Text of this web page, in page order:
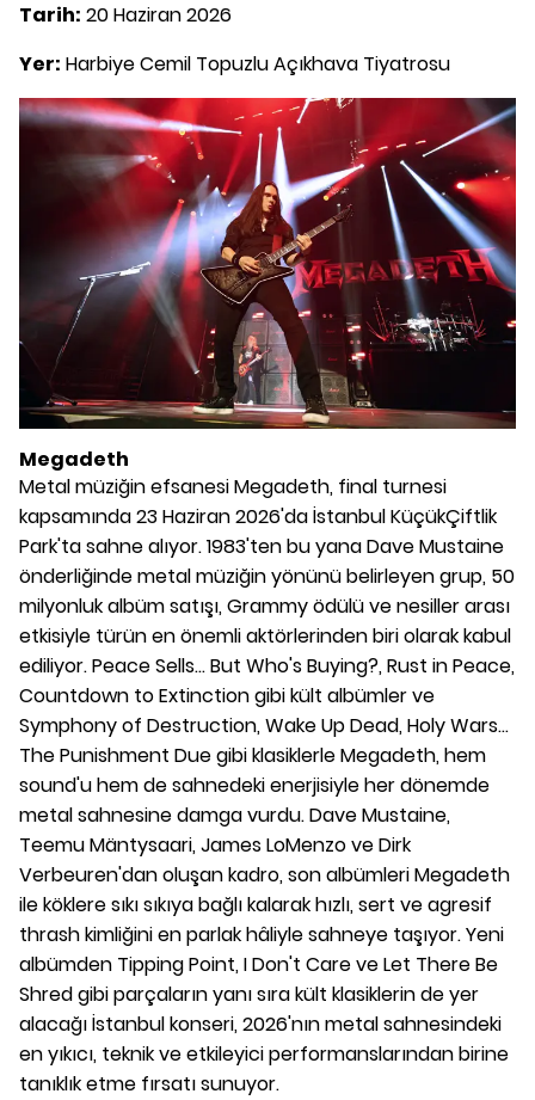
Tarih: 20 Haziran 2026
Yer: Harbiye Cemil Topuzlu Açıkhava Tiyatrosu
Megadeth
Metal müziğin efsanesi Megadeth, final turnesi
kapsamında 23 Haziran 2026'da İstanbul KüçükÇiftlik
Park'ta sahne alıyor. 1983'ten bu yana Dave Mustaine
önderliğinde metal müziğin yönünü belirleyen grup, 50
milyonluk albüm satışı, Grammy ödülü ve nesiller arası
etkisiyle türün en önemli aktörlerinden biri olarak kabul
ediliyor. Peace Sells... But Who's Buying?, Rust in Peace,
Countdown to Extinction gibi kült albümler ve
Symphony of Destruction, Wake Up Dead, Holy Wars...
The Punishment Due gibi klasiklerle Megadeth, hem
sound'u hem de sahnedeki enerjisiyle her dönemde
metal sahnesine damga vurdu. Dave Mustaine,
Teemu Mäntysaari, James LoMenzo ve Dirk
Verbeuren'dan oluşan kadro, son albümleri Megadeth
ile köklere sıkı sıkıya bağlı kalarak hızlı, sert ve agresif
thrash kimliğini en parlak hâliyle sahneye taşıyor. Yeni
albümden Tipping Point, I Don't Care ve Let There Be
Shred gibi parçaların yanı sıra kült klasiklerin de yer
alacağı İstanbul konseri, 2026'nın metal sahnesindeki
en yıkıcı, teknik ve etkileyici performanslarından birine
tanıklık etme fırsatı sunuyor.